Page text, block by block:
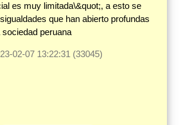
es muy limitada\&quot;, a esto se
que han abierto profundas
sociedad peruana
02-07 13:22:31 (33045)